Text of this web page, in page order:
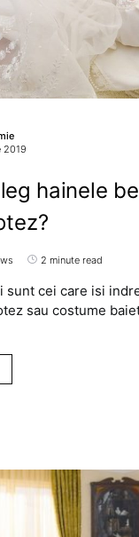
2019
hainele
2 minute read
sunt cei care isi
sau costume